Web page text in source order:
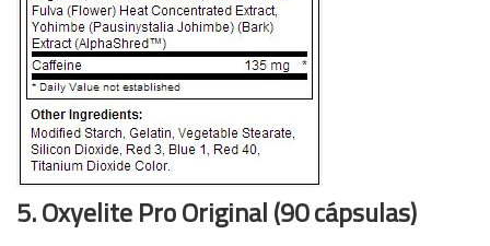
5. Oxyelite Pro Original (90 cápsulas)